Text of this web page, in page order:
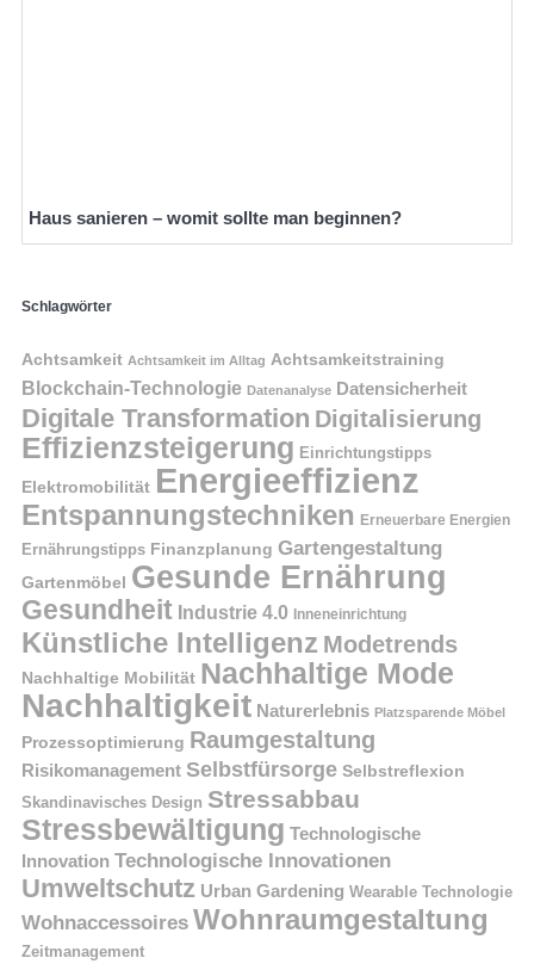
Haus sanieren – womit sollte man beginnen?
Schlagwörter
Achtsamkeit Achtsamkeit im Alltag Achtsamkeitstraining
Blockchain-Technologie Datenanalyse Datensicherheit
Digitale Transformation Digitalisierung
Effizienzsteigerung Einrichtungstipps
Elektromobilität Energieeffizienz
Entspannungstechniken Erneuerbare Energien
Ernährungstipps Finanzplanung Gartengestaltung
Gartenmöbel Gesunde Ernährung
Gesundheit Industrie 4.0 Inneneinrichtung
Künstliche Intelligenz Modetrends
Nachhaltige Mobilität Nachhaltige Mode
Nachhaltigkeit Naturerlebnis Platzsparende Möbel
Prozessoptimierung Raumgestaltung
Risikomanagement Selbstfürsorge Selbstreflexion
Skandinavisches Design Stressabbau
Stressbewältigung Technologische
Innovation Technologische Innovationen
Umweltschutz Urban Gardening Wearable Technologie
Wohnaccessoires Wohnraumgestaltung
Zeitmanagement